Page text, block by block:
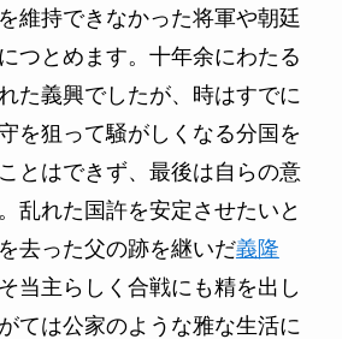
維持できなかった将軍や朝廷
つとめます。十年余にわたる
た義興でしたが、時はすでに
を狙って騒がしくなる分国を
とはできず、最後は自らの意
乱れた国許を安定させたいと
去った父の跡を継いだ義隆
当主らしく合戦にも精を出し
ては公家のような雅な生活に